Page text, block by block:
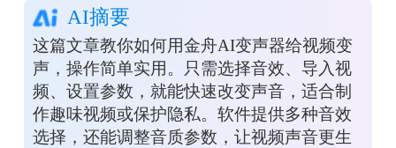
行变声。
AI摘要
这篇文章教你如何用金舟AI变声器给视频变
声，操作简单实用。只需选择音效、导入视
频、设置参数，就能快速改变声音，适合制
作趣味视频或保护隐私。软件提供多种音效
选择，还能调整音质参数，让视频声音更生